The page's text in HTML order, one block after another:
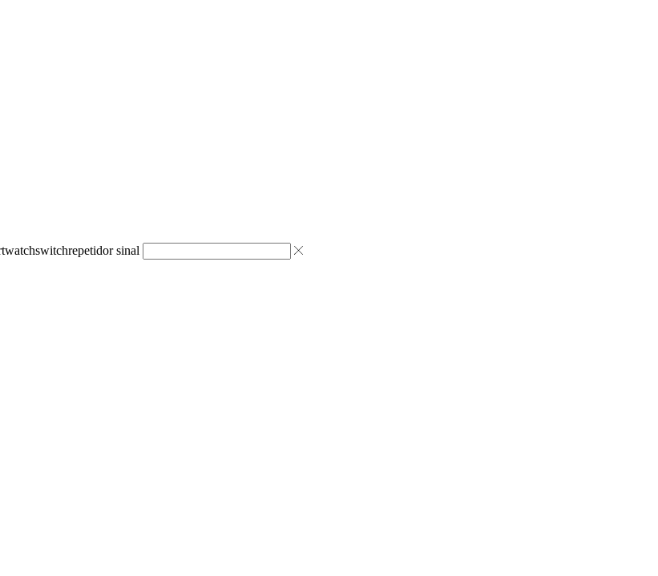
switchrepetidor sinal